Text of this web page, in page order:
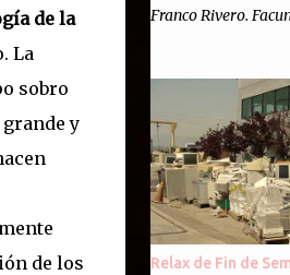
de la
La
sobro
y
de los
Franco Rivero.
Cincuenta
contacto con
de tecnología más
nuestra propia
independiente e
nos ocurrió que
cuando digo
Relax de Fin de